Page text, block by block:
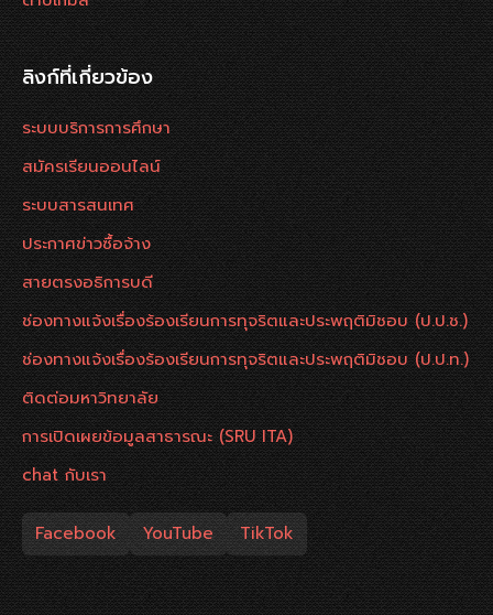
ลิงก์ที่เกี่ยวข้อง
ระบบบริการการศึกษา
สมัครเรียนออนไลน์
ระบบสารสนเทศ
ประกาศข่าวซื้อจ้าง
สายตรงอธิการบดี
ช่องทางแจ้งเรื่องร้องเรียนการทุจริตและประพฤติมิชอบ (ป.ป.ช.)
ช่องทางแจ้งเรื่องร้องเรียนการทุจริตและประพฤติมิชอบ (ป.ป.ท.)
ติดต่อมหาวิทยาลัย
การเปิดเผยข้อมูลสาธารณะ (SRU ITA)
chat กับเรา
Facebook YouTube TikTok